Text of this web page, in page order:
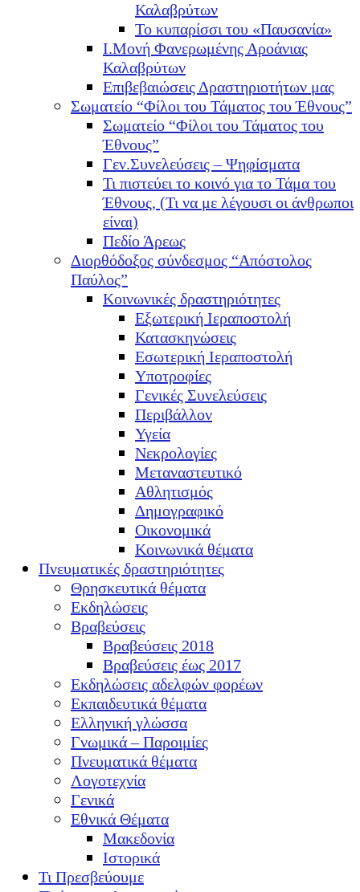
Καλαβρύτων
Το κυπαρίσσι του «Παυσανία»
Ι.Μονή Φανερωμένης Αροάνιας
Καλαβρύτων
Επιβεβαιώσεις Δραστηριοτήτων μας
Σωματείο “Φίλοι του Τάματος του Έθνους”
Σωματείο “Φίλοι του Τάματος του
Έθνους”
Γεν.Συνελεύσεις – Ψηφίσματα
Τι πιστεύει το κοινό για το Τάμα του
Έθνους, (Τι να με λέγουσι οι άνθρωποι
είναι)
Πεδίο Άρεως
Διορθόδοξος σύνδεσμος “Απόστολος
Παύλος”
Κοινωνικές δραστηριότητες
Εξωτερική Ιεραποστολή
Κατασκηνώσεις
Εσωτερική Ιεραποστολή
Υποτροφίες
Γενικές Συνελεύσεις
Περιβάλλον
Υγεία
Νεκρολογίες
Μεταναστευτικό
Αθλητισμός
Δημογραφικό
Οικονομικά
Κοινωνικά θέματα
Πνευματικές δραστηριότητες
Θρησκευτικά θέματα
Εκδηλώσεις
Βραβεύσεις
Βραβεύσεις 2018
Βραβεύσεις έως 2017
Εκδηλώσεις αδελφών φορέων
Εκπαιδευτικά θέματα
Ελληνική γλώσσα
Γνωμικά – Παροιμίες
Πνευματικά θέματα
Λογοτεχνία
Γενικά
Εθνικά Θέματα
Μακεδονία
Ιστορικά
Τι Πρεσβεύουμε